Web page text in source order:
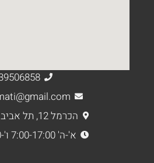
039506858
caffe.tamati@gmail.com
הכרמל 12, תל אביב יפו, ישראל